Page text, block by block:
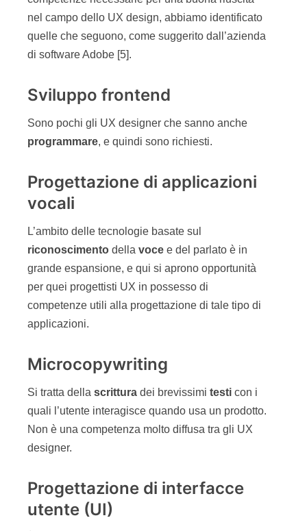
nel campo dello UX design, abbiamo identificato
quelle che seguono, come suggerito dall’azienda
di software Adobe [5].
Sviluppo frontend
Sono pochi gli UX designer che sanno anche
programmare, e quindi sono richiesti.
Progettazione di applicazioni
vocali
L’ambito delle tecnologie basate sul
riconoscimento della voce e del parlato è in
grande espansione, e qui si aprono opportunità
per quei progettisti UX in possesso di
competenze utili alla progettazione di tale tipo di
applicazioni.
Microcopywriting
Si tratta della scrittura dei brevissimi testi con i
quali l’utente interagisce quando usa un prodotto.
Non è una competenza molto diffusa tra gli UX
designer.
Progettazione di interfacce
utente (UI)